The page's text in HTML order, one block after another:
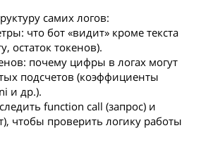
самих логов:
что бот «видит» кроме текста
остаток токенов).
почему цифры в логах могут
подсчетов (коэффициенты
и др.).
function call (запрос) и
чтобы проверить логику работы